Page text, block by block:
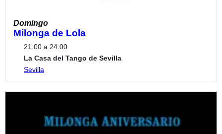
Domingo
Milonga de Lola
21:00 a 24:00
La Casa del Tango de Sevilla
Sevilla